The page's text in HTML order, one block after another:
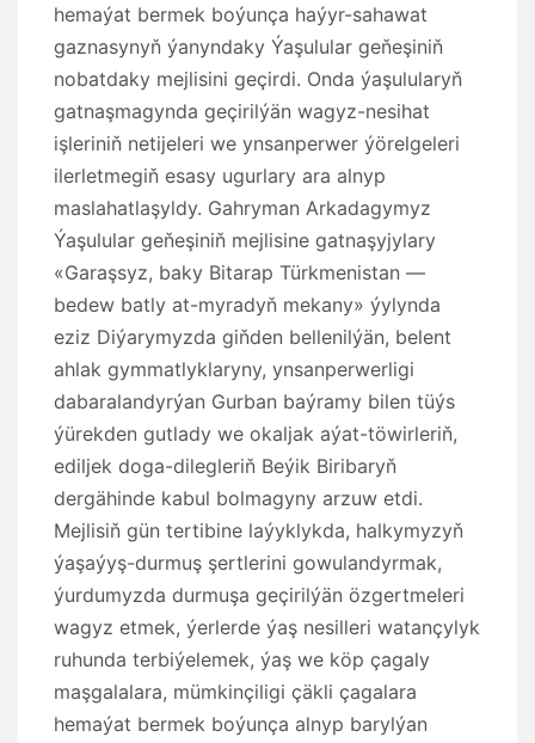
hemaýat bermek boýunça haýyr-sahawat
gaznasynyň ýanyndaky Ýaşulular geňeşiniň
nobatdaky mejlisini geçirdi. Onda ýaşulularyň
gatnaşmagynda geçirilýän wagyz-nesihat
işleriniň netijeleri we ynsanperwer ýörelgeleri
ilerletmegiň esasy ugurlary ara alnyp
maslahatlaşyldy. Gahryman Arkadagymyz
Ýaşulular geňeşiniň mejlisine gatnaşyjylary
«Garaşsyz, baky Bitarap Türkmenistan —
bedew batly at-myradyň mekany» ýylynda
eziz Diýarymyzda giňden bellenilýän, belent
ahlak gymmatlyklaryny, ynsanperwerligi
dabaralandyrýan Gurban baýramy bilen tüýs
ýürekden gutlady we okaljak aýat-töwirleriň,
ediljek doga-dilegleriň Beýik Biribaryň
dergähinde kabul bolmagyny arzuw etdi.
Mejlisiň gün tertibine laýyklykda, halkymyzyň
ýaşaýyş-durmuş şertlerini gowulandyrmak,
ýurdumyzda durmuşa geçirilýän özgertmeleri
wagyz etmek, ýerlerde ýaş nesilleri watançylyk
ruhunda terbiýelemek, ýaş we köp çagaly
maşgalalara, mümkinçiligi çäkli çagalara
hemaýat bermek boýunça alnyp barylýan